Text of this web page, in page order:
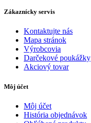
Zákaznícky servis
Kontaktujte nás
Mapa stránok
Výrobcovia
Darčekové poukážky
Akciový tovar
Môj účet
Môj účet
História objednávok